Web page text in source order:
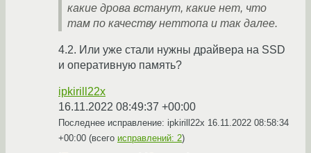
какие дрова встанут, какие нет, что
там по качеству неттопа и так далее.
4.2. Или уже стали нужны драйвера на SSD
и оперативную память?
ipkirill22x
16.11.2022 08:49:37 +00:00
Последнее исправление: ipkirill22x 16.11.2022 08:58:34
+00:00 (всего исправлений: 2)